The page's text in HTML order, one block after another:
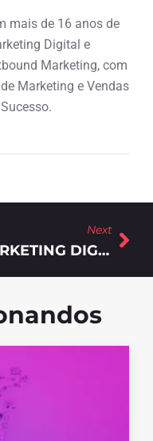
mais de 16 anos de
Digital e
Marketing, com
Marketing e Vendas
Next
MARKETING DIGITAL: POR QUE SUA EMPRESA PRECISA INVESTIR NESTA ESTRATÉGIA?